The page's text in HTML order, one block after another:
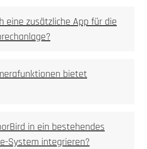
Einsatzzweck
eine zusätzliche App für die
bietet
in ein bestehendes
System integrieren?